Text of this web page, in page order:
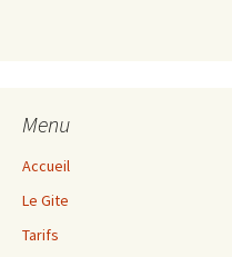
Menu
Accueil
Le Gite
Tarifs